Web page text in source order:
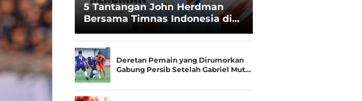
5 Tantangan John Herdman
Bersama Timnas Indonesia di
Spesialis Runner-up Menjadi
Juara
Deretan Pemain yang Dirumorkan
Gabung Persib Setelah Gabriel Mut…